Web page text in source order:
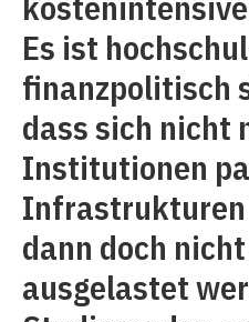
Es ist
finanzpolitisch
dass sich nicht
Institutionen
dann doch
ausgelastet